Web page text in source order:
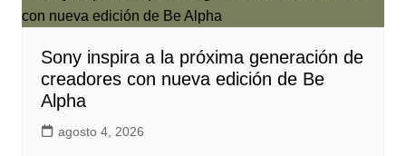
Sony inspira a la próxima generación de
creadores con nueva edición de Be
Alpha
agosto 4, 2026